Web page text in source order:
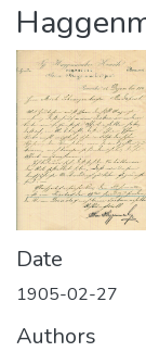
About us
Date
1905-02-27
Authors